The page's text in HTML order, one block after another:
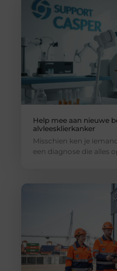
Help mee aan nieuwe
alvleesklierkanker
Misschien ken je
een diagnose die alles